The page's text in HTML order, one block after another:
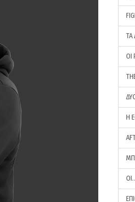
ΤΑ
ΟΙ
Η